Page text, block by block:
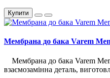
Купити
Мембрана до бака Varem
Мембрана до бака Varem
взаємозамінна деталь,